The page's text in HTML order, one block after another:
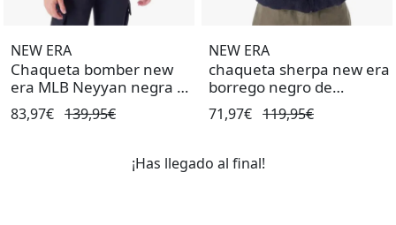
NEW ERA
Chaqueta bomber new
era MLB Neyyan negra de
hombre.
83,97€ 139,95€
NEW ERA
chaqueta sherpa new era
borrego negro de
hombre.
71,97€ 119,95€
¡Has llegado al final!